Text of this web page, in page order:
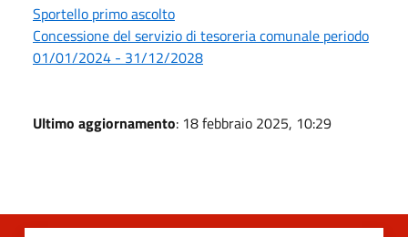
Sportello primo ascolto
Concessione del servizio di tesoreria comunale periodo
01/01/2024 - 31/12/2028
Ultimo aggiornamento: 18 febbraio 2025, 10:29